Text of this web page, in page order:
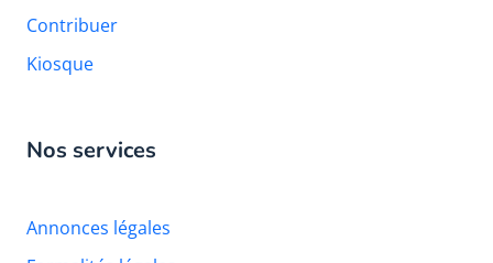
Contribuer
Kiosque
Nos services
Annonces légales